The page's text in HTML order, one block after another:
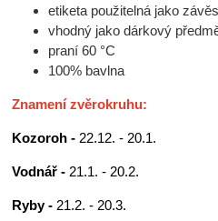
etiketa použitelná jako
vhodný jako dárkový
praní 60 °C
100% bavlna
Znamení zvěrokruhu:
Kozoroh - 22.12. - 20.1.
Vodnář - 21.1. - 20.2.
Ryby - 21.2. - 20.3.